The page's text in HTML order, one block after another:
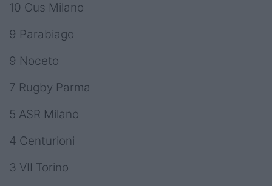
10 Cus Milano
9 Parabiago
9 Noceto
7 Rugby Parma
5 ASR Milano
4 Centurioni
3 VII Torino